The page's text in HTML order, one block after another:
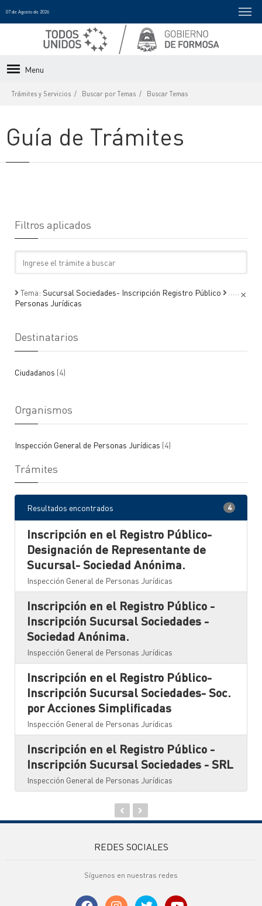
07 de Agosto de 2026
Menu
Trámites y Servicios Buscar por Temas Buscar Temas
Guía de Trámites
Filtros aplicados
Tema: Sucursal Sociedades- Inscripción Registro Público
Personas Jurídicas
×
Destinatarios
Ciudadanos (4)
Organismos
Inspección General de Personas Jurídicas (4)
Trámites
Resultados encontrados 4
Inscripción en el Registro Público-
Designación de Representante de
Sucursal- Sociedad Anónima.
Inspección General de Personas Jurídicas
Inscripción en el Registro Público -
Inscripción Sucursal Sociedades -
Sociedad Anónima.
Inspección General de Personas Jurídicas
Inscripción en el Registro Público-
Inscripción Sucursal Sociedades- Soc.
por Acciones Simplificadas
Inspección General de Personas Jurídicas
Inscripción en el Registro Público -
Inscripción Sucursal Sociedades - SRL
Inspección General de Personas Jurídicas
REDES SOCIALES
Síguenos en nuestras redes